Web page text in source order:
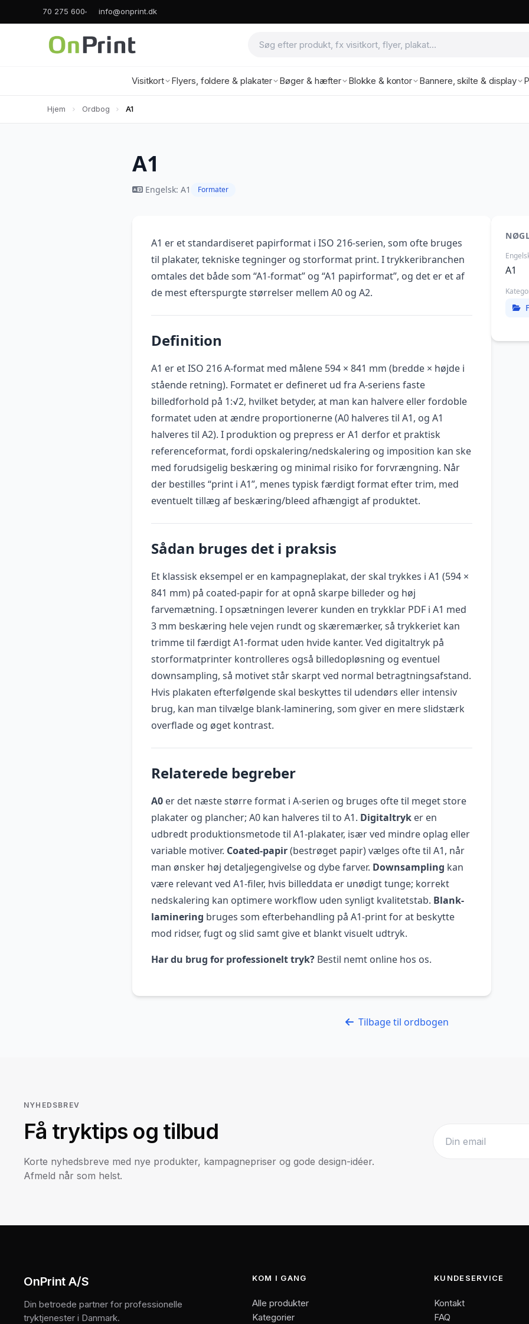
70 275 600 info@onprint.dk
Visitkort Flyers, foldere & plakater Bøger & hæfter Blokke & kontor Bannere, skilte & display
Hjem Ordbog A1
A1
Engelsk: A1 Formater
A1 er et standardiseret papirformat i ISO 216-serien, som ofte bruges
til plakater, tekniske tegninger og storformat print. I trykkeribranchen
omtales det både som “A1-format” og “A1 papirformat”, og det er et af
de mest efterspurgte størrelser mellem A0 og A2.
Definition
A1 er et ISO 216 A-format med målene 594 × 841 mm (bredde × højde i
stående retning). Formatet er defineret ud fra A-seriens faste
billedforhold på 1:√2, hvilket betyder, at man kan halvere eller fordoble
formatet uden at ændre proportionerne (A0 halveres til A1, og A1
halveres til A2). I produktion og prepress er A1 derfor et praktisk
referenceformat, fordi opskalering/nedskalering og imposition kan ske
med forudsigelig beskæring og minimal risiko for forvrængning. Når
der bestilles “print i A1”, menes typisk færdigt format efter trim, med
eventuelt tillæg af beskæring/bleed afhængigt af produktet.
Sådan bruges det i praksis
Et klassisk eksempel er en kampagneplakat, der skal trykkes i A1 (594 ×
841 mm) på coated-papir for at opnå skarpe billeder og høj
farvemætning. I opsætningen leverer kunden en trykklar PDF i A1 med
3 mm beskæring hele vejen rundt og skæremærker, så trykkeriet kan
trimme til færdigt A1-format uden hvide kanter. Ved digitaltryk på
storformatprinter kontrolleres også billedopløsning og eventuel
downsampling, så motivet står skarpt ved normal betragtningsafstand.
Hvis plakaten efterfølgende skal beskyttes til udendørs eller intensiv
brug, kan man tilvælge blank-laminering, som giver en mere slidstærk
overflade og øget kontrast.
Relaterede begreber
A0 er det næste større format i A-serien og bruges ofte til meget store
plakater og plancher; A0 kan halveres til to A1. Digitaltryk er en
udbredt produktionsmetode til A1-plakater, især ved mindre oplag eller
variable motiver. Coated-papir(bestrøget papir) vælges ofte til A1, når
man ønsker høj detaljegengivelse og dybe farver. Downsampling kan
være relevant ved A1-filer, hvis billeddata er unødigt tunge; korrekt
nedskalering kan optimere workflow uden synligt kvalitetstab. Blank-
laminering bruges som efterbehandling på A1-print for at beskytte
mod ridser, fugt og slid samt give et blankt visuelt udtryk.
Har du brug for professionelt tryk? Bestil nemt online hos os.
A1
Tilbage til ordbogen
NYHEDSBREV
Få tryktips og tilbud
Korte nyhedsbreve med nye produkter, kampagnepriser og gode design-idéer.
Afmeld når som helst.
OnPrint A/S
Din betroede partner for professionelle
tryktjenester i Danmark.
KOM I GANG
Alle produkter
Kategorier
KUNDESERVICE
Kontakt
FAQ